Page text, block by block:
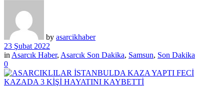
by asarcikhaber
23 Şubat 2022
in Asarcık Haber, Asarcık Son Dakika, Samsun, Son Dakika
0